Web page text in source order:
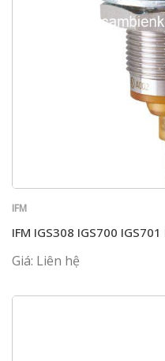
IFM
IFM IGS308 IGS700
Giá: Liên hệ